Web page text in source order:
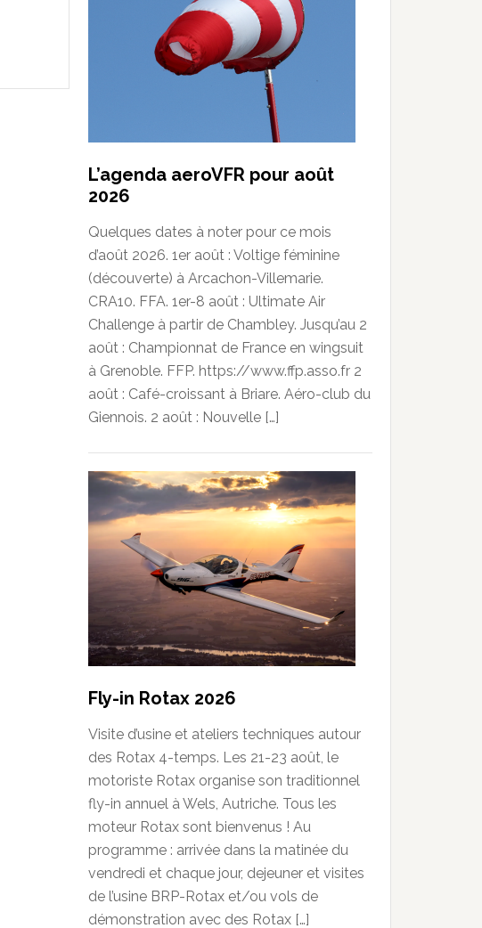
L’agenda aeroVFR pour août
2026
Quelques dates à noter pour ce mois
d’août 2026. 1er août : Voltige féminine
(découverte) à Arcachon-Villemarie.
CRA10. FFA. 1er-8 août : Ultimate Air
Challenge à partir de Chambley. Jusqu’au 2
août : Championnat de France en wingsuit
à Grenoble. FFP. https://www.ffp.asso.fr 2
août : Café-croissant à Briare. Aéro-club du
Giennois. 2 août : Nouvelle […]
Fly-in Rotax 2026
Visite d’usine et ateliers techniques autour
des Rotax 4-temps. Les 21-23 août, le
motoriste Rotax organise son traditionnel
fly-in annuel à Wels, Autriche. Tous les
moteur Rotax sont bienvenus ! Au
programme : arrivée dans la matinée du
vendredi et chaque jour, dejeuner et visites
de l’usine BRP-Rotax et/ou vols de
démonstration avec des Rotax […]